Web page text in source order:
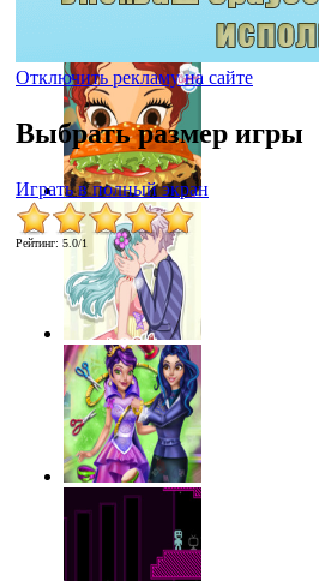
Отключить рекламу на сайте
Выбрать размер игры
Играть в полный экран
Рейтинг: 5.0/1